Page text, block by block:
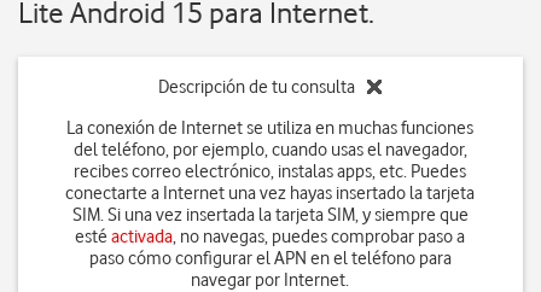
Lite Android 15 para Internet.
Descripción de tu consulta
La conexión de Internet se utiliza en muchas funciones
del teléfono, por ejemplo, cuando usas el navegador,
recibes correo electrónico, instalas apps, etc. Puedes
conectarte a Internet una vez hayas insertado la tarjeta
SIM. Si una vez insertada la tarjeta SIM, y siempre que
estéactivada, no navegas, puedes comprobar paso a
paso cómo configurar el APN en el teléfono para
navegar por Internet.